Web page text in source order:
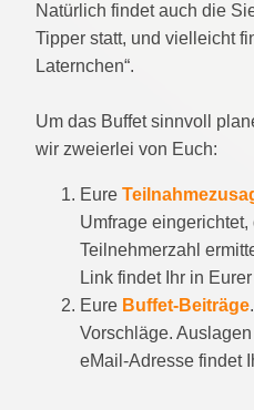
Natürlich findet auch die
Tipper statt, und vielleicht
Laternchen“.
Um das Buffet sinnvoll
wir zweierlei von Euch:
Eure
Umfrage
Teilnehmerzahl
Link findet Ihr in
Eure Buffet-Beiträge
Vorschläge.
eMail-Adresse findet